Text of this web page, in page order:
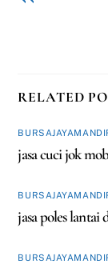
RELATED
jasa cuci jok
jasa poles lantai